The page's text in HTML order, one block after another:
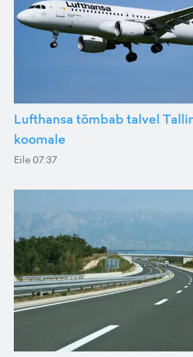
Lufthansa tõmbab talvel
koomale
Eile 07:37